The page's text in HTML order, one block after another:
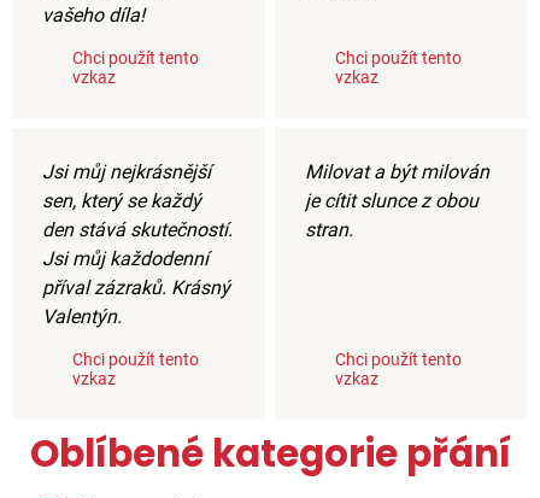
vašeho díla!
Chci použít tento
vzkaz
Chci použít tento
vzkaz
Jsi můj nejkrásnější
sen, který se každý
den stává skutečností.
Jsi můj každodenní
příval zázraků. Krásný
Valentýn.
Chci použít tento
vzkaz
Milovat a být milován
je cítit slunce z obou
stran.
Chci použít tento
vzkaz
Oblíbené kategorie přání